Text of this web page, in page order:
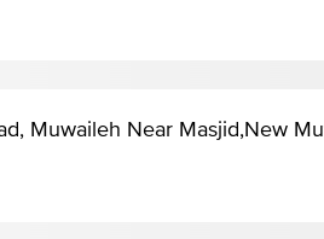
Muwaileh Near Masjid,New